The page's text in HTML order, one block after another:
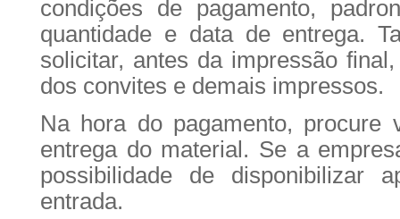
condições de pagamento,
quantidade e data de entrega.
solicitar, antes da impressão
dos convites e demais impressos.
Na hora do pagamento, procure
entrega do material. Se a
possibilidade de disponibilizar
entrada.